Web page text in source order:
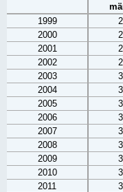
1999
2000
2001
2002
2003
2004
2005
2006
2007
2008
2009
2010
2011